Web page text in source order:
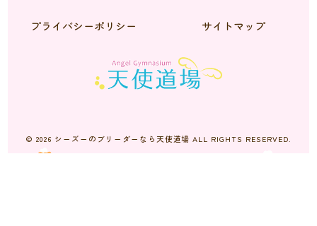
プライバシーポリシー サイトマップ
© 2026 シーズーのブリーダーなら天使道場 ALL RIGHTS RESERVED.